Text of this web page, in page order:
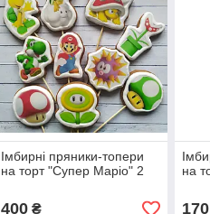
Імбирні пряники-топери
на торт "Супер Маріо" 2
400₴
на
170